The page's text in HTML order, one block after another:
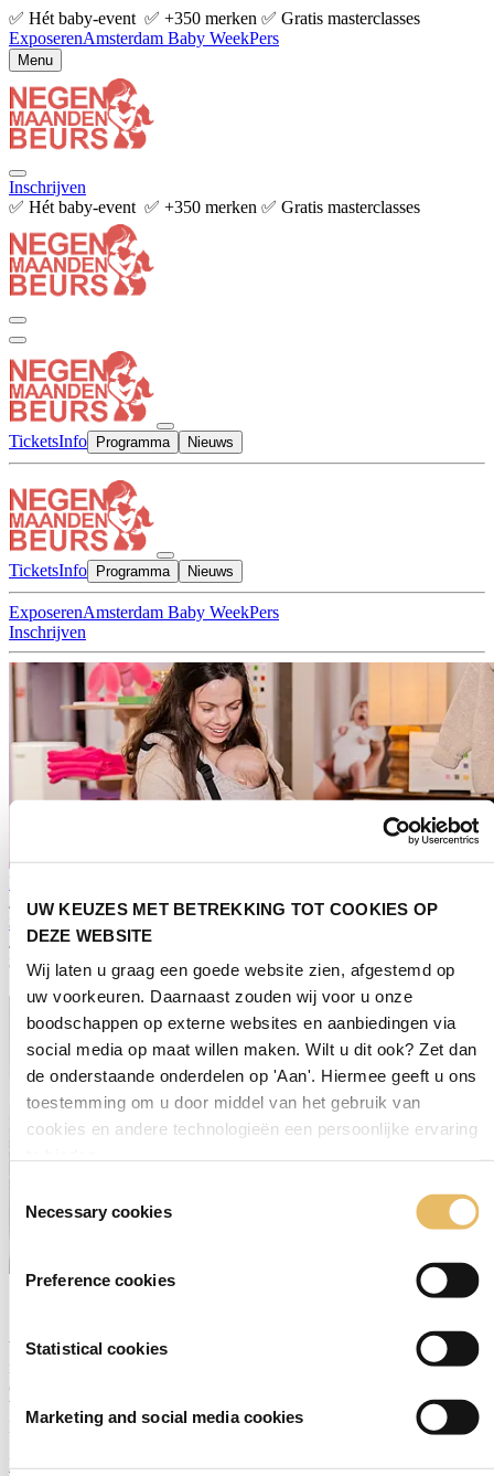
UW KEUZES MET BETREKKING TOT COOKIES OP
DEZE WEBSITE
Wij laten u graag een goede website zien, afgestemd op
uw voorkeuren. Daarnaast zouden wij voor u onze
boodschappen op externe websites en aanbiedingen via
social media op maat willen maken. Wilt u dit ook? Zet dan
de onderstaande onderdelen op 'Aan'. Hiermee geeft u ons
toestemming om u door middel van het gebruik van
cookies en andere technologieën een persoonlijke ervaring
Necessary cookies
Preference cookies
Statistical cookies
Marketing and social media cookies
✅ Hét baby-event ✅ +350 merken ✅ Gratis masterclasses
ExposerenAmsterdam Baby WeekPers
Menu
Inschrijven
✅ Hét baby-event ✅ +350 merken ✅ Gratis masterclasses
TicketsInfo Programma Nieuws
TicketsInfo Programma Nieuws
ExposerenAmsterdam Baby WeekPers
Inschrijven
Home
/
$name
/
$name
Wat leuk dat je je hebt aangemeld voor de Negenmaandenbeurs
nieuwsbrief! Zo blijf je op de hoogte van het laatste nieuws en leuke
(win)acties.
We hebben ook al een cadeautje voor je: de super complete
Negenmaanden babyuitzet lijst:
Download nu